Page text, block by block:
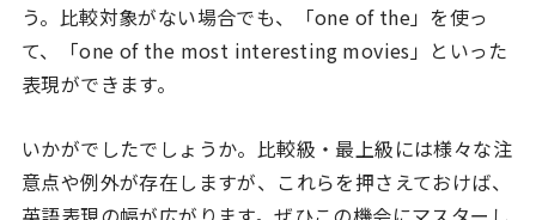
う。比較対象がない場合でも、「one of the」を使っ
て、「one of the most interesting movies」といった
表現ができます。
いかがでしたでしょうか。比較級・最上級には様々な注
意点や例外が存在しますが、これらを押さえておけば、